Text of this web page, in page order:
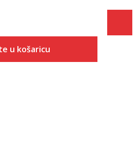
u košaricu